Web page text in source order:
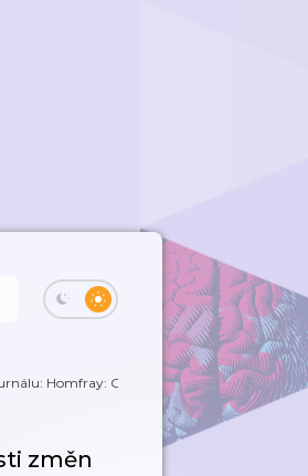
Homfray: O nutn...
změn